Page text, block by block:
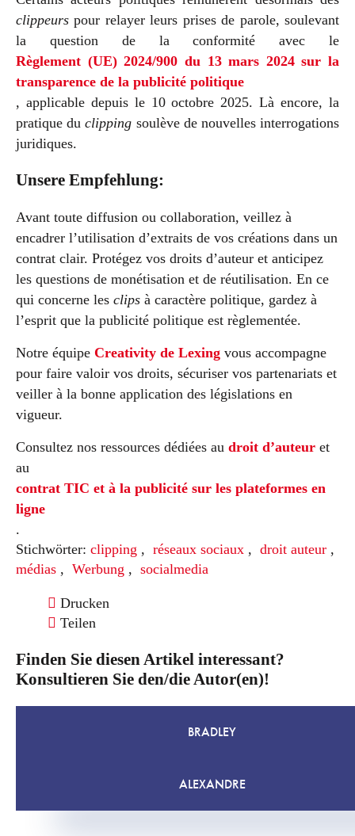
clippeurs pour relayer leurs prises de parole, soulevant
la question de la conformité avec le
Règlement (UE) 2024/900 du 13 mars 2024 sur la
transparence de la publicité politique
, applicable depuis le 10 octobre 2025. Là encore, la
pratique duclipping soulève de nouvelles interrogations
juridiques.
Unsere Empfehlung:
Avant toute diffusion ou collaboration, veillez à
encadrer l’utilisation d’extraits de vos créations dans un
contrat clair. Protégez vos droits d’auteur et anticipez
les questions de monétisation et de réutilisation. En ce
qui concerne les clips à caractère politique, gardez à
l’esprit que la publicité politique est règlementée.
Notre équipe Creativity de Lexing vous accompagne
pour faire valoir vos droits, sécuriser vos partenariats et
veiller à la bonne application des législations en
vigueur.
Consultez nos ressources dédiées au droit d’auteur et
au
contrat TIC et à la publicité sur les plateformes en
ligne
.
Stichwörter: clipping , réseaux sociaux , droit auteur ,
médias , Werbung , socialmedia
Drucken
Teilen
Finden Sie diesen Artikel interessant?
Konsultieren Sie den/die Autor(en)!
BRADLEY
ALEXANDRE